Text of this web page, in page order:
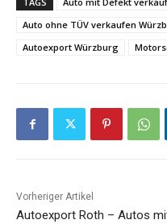
Auto ohne TÜV verkaufen
Autoexport Würzburg
Vorheriger Artikel
Autoexport Roth – Autos